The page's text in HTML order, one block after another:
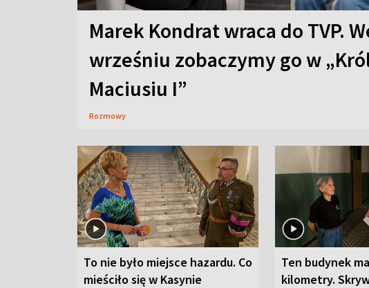
Marek Kondrat wraca do TVP.
wrześniu zobaczymy go w
Maciusiu I”
Rozmowy
To nie było miejsce hazardu. Co
mieściło się w Kasynie
Ten budynek
kilometry.